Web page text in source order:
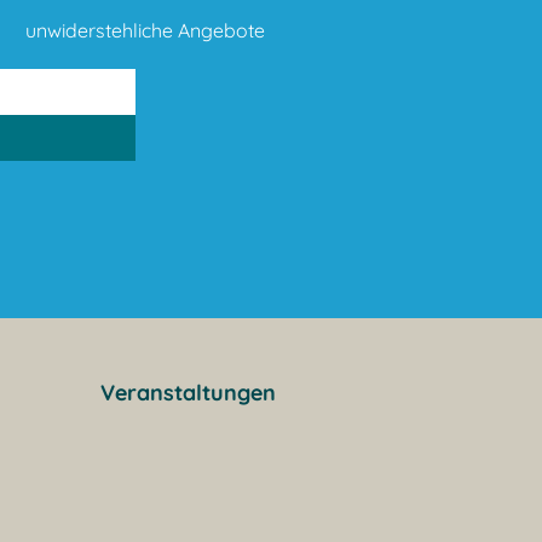
unwiderstehliche Angebote
Veranstaltungen